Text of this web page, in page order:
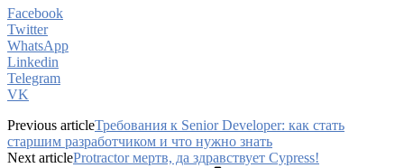
Facebook
Twitter
WhatsApp
Linkedin
Telegram
VK
Previous articleТребования к Senior Developer: как стать
старшим разработчиком и что нужно знать
Next articleProtractor мертв, да здравствует Cypress!